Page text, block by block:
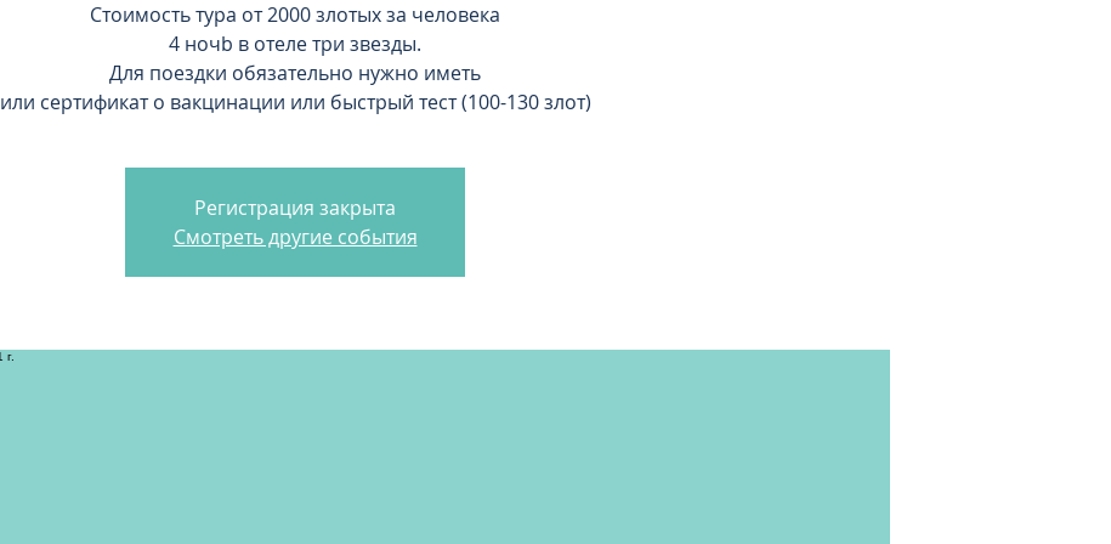
Стоимость тура от 2000 злотых за человека
4 ночb в отеле три звезды.
Для поездки обязательно нужно иметь
или сертификат о вакцинации или быстрый тест (100-130 злот)
Регистрация закрыта
Смотреть другие события